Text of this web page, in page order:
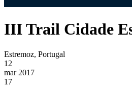
III Trail Cidade
Estremoz, Portugal
12
mar 2017
17